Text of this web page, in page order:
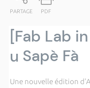
PARTAGE PDF
[Fab Lab
u Sapè Fà
Une nouvelle édition